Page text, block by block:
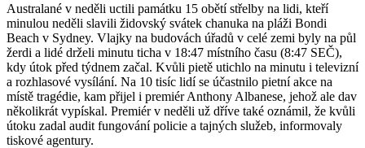
Australané v neděli uctili památku 15 obětí střelby na lidi, kteří
minulou neděli slavili židovský svátek chanuka na pláži Bondi
Beach v Sydney. Vlajky na budovách úřadů v celé zemi byly na půl
žerdi a lidé drželi minutu ticha v 18:47 místního času (8:47 SEČ),
kdy útok před týdnem začal. Kvůli pietě utichlo na minutu i televizní
a rozhlasové vysílání. Na 10 tisíc lidí se účastnilo pietní akce na
místě tragédie, kam přijel i premiér Anthony Albanese, jehož ale dav
několikrát vypískal. Premiér v neděli už dříve také oznámil, že kvůli
útoku zadal audit fungování policie a tajných služeb, informovaly
tiskové agentury.